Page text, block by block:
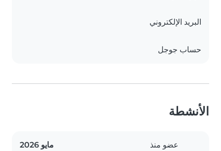
البريد الإلكتروني
حساب جوجل
الأنشطة
عضو منذ مايو 2026